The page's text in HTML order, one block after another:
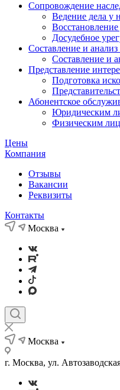
Сопровождение
Ведение дела у
Досудебное
Составление и
Составление и
Представление
Подготовка
Абонентское
Юридическим
Физическим
Цены
Компания
Отзывы
Вакансии
Реквизиты
Контакты
Москва
Москва
г. Москва, ул.